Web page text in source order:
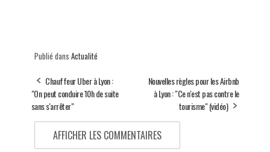
Publié dans Actualité
Chauffeur Uber à Lyon :
"On peut conduire 10h de suite
sans s'arrêter"
Nouvelles règles pour les Airbnb
à Lyon : "Ce n'est pas contre le
tourisme" (vidéo)
AFFICHER LES COMMENTAIRES